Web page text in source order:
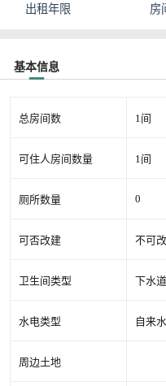
出租年限 房
基本信息
总房间数
可住人房间数量
厕所数量
可否改建
卫生间类型
水电类型
周边土地
1间
1间
0
不可
下水道
自来水